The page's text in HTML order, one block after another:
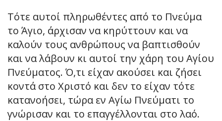
Τότε αυτοί πληρωθέντες από το Πνεύμα
το Άγιο, άρχισαν να κηρύττουν και να
καλούν τους ανθρώπους να βαπτισθούν
και να λάβουν κι αυτοί την χάρη του Αγίου
Πνεύματος. Ό,τι είχαν ακούσει και ζήσει
κοντά στο Χριστό και δεν το είχαν τότε
κατανοήσει, τώρα εν Αγίω Πνεύματι το
γνώρισαν και το επαγγέλλονται στο λαό.